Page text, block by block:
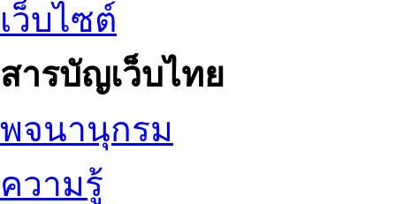
เว็บไซต์
สารบัญเว็บไทย
พจนานุกรม
ความรู้